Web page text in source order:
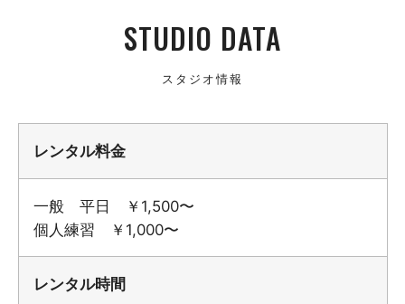
STUDIO DATA
スタジオ情報
レンタル料金
一般 平日 ￥1,500〜
個人練習 ￥1,000〜
レンタル時間